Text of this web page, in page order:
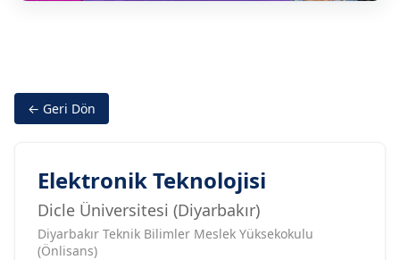
← Geri Dön
Elektronik Teknolojisi
Dicle Üniversitesi (Diyarbakır)
Diyarbakır Teknik Bilimler Meslek Yüksekokulu
(Önlisans)